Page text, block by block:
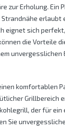
zur Erholung.
Strandnähe
eignet sich
die Vorteile
unvergesslichen
komfortablen
der für
Sie